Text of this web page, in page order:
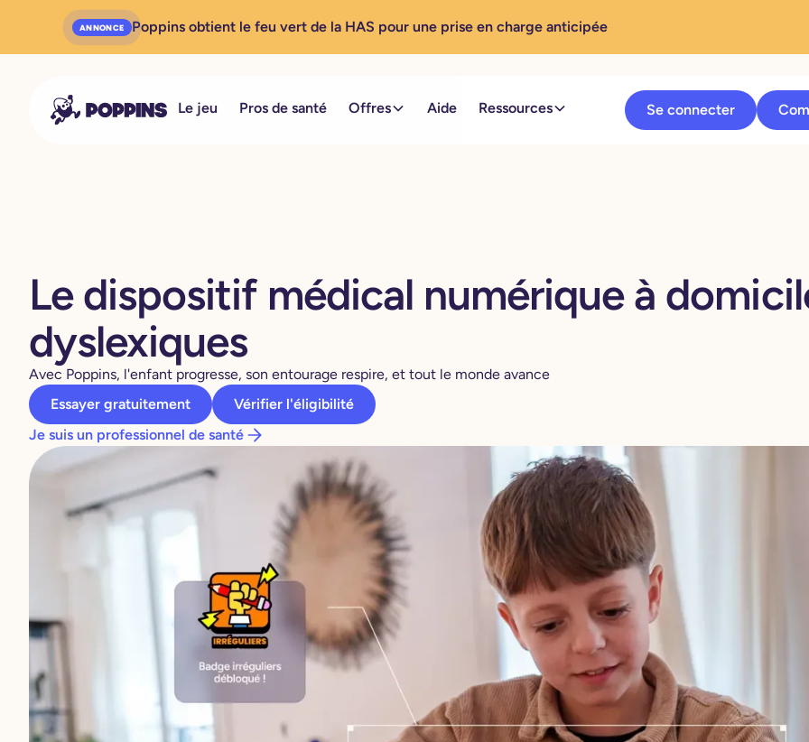
Le jeu Pros de santé Offres Aide Ressources Se connecter
Le dispositif médical numérique à
dyslexiques
Avec Poppins, l'enfant progresse, son entourage respire, et tout le monde avance
Essayer gratuitement
Vérifier l'éligibilité
Je suis un professionnel de santé
ANNONCE Poppins obtient le feu vert de la HAS pour une prise en charge anticipée